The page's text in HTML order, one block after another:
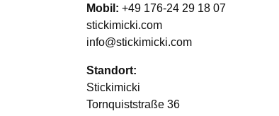
Mobil: +49 176-24 29 18 07
stickimicki.com
info@stickimicki.com
Standort:
Stickimicki
Tornquiststraße 36